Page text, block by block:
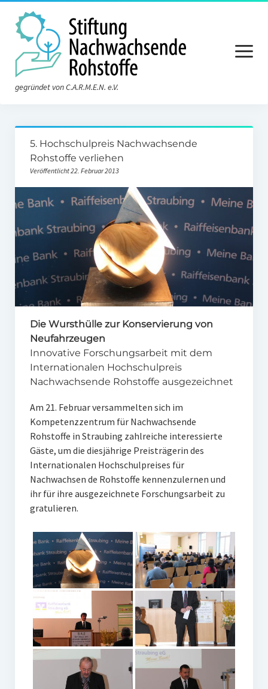
gegründet von C.A.R.M.E.N. e.V.
Menü
öffnen
Aktuelles
Die Stiftung
Über die Stiftung
Der Vorstand
Der Stiftungsrat
Satzung
Unser Netzwerk
Unterstützen Sie uns
Datenschutz
Impressum und Disclaimer
Stipendien
Gymnasialpreise
Aktuelles
Promotionsstipendien
Ehemalige Stiftungs-Mitglieder
Hochschulpreis der Stiftung Nachwachsende Rohstoffe
Preisträger
Medienpreis Nachwachsende Rohstoffe
Preisträger
5. Hochschulpreis Nachwachsende
Rohstoffe verliehen
Veröffentlicht 22. Februar 2013
Die Wursthülle zur Konservierung von
Neufahrzeugen
Innovative Forschungsarbeit mit dem
Internationalen Hochschulpreis
Nachwachsende Rohstoffe ausgezeichnet
Am 21. Februar versammelten sich im
Kompetenzzentrum für Nachwachsende
Rohstoffe in Straubing zahlreiche interessierte
Gäste, um die diesjährige Preisträgerin des
Internationalen Hochschulpreises für
Nachwachsen de Rohstoffe kennenzulernen und
ihr für ihre ausgezeichnete Forschungsarbeit zu
gratulieren.